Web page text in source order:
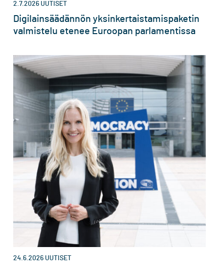
2.7.2026 UUTISET
Digilainsäädännön yksinkertaistamispaketin
valmistelu etenee Euroopan parlamentissa
24.6.2026 UUTISET